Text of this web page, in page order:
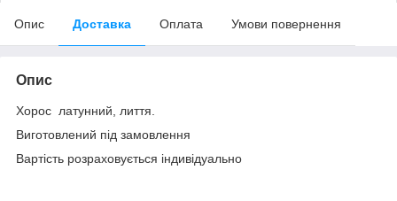
Опис Доставка Оплата Умови повернення
Опис
Хорос латунний, лиття.
Виготовлений під замовлення
Вартість розраховується індивідуально